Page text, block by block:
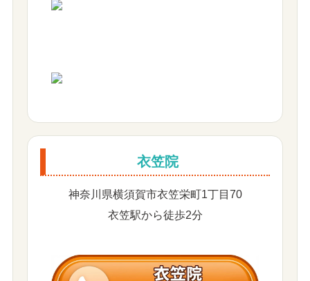
衣笠院
神奈川県横須賀市衣笠栄町1丁目70
衣笠駅から徒歩2分